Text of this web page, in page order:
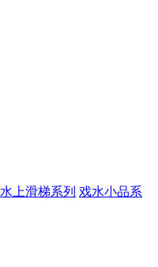
水上滑梯系列 戏水小品系